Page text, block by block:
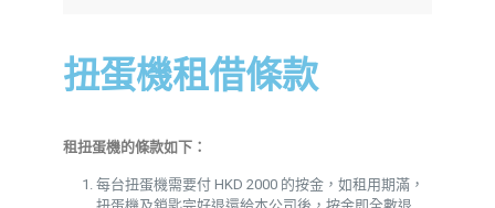
扭蛋機租借條款
租扭蛋機的條款如下：
每台扭蛋機需要付 HKD 2000 的按金，如租用期滿，